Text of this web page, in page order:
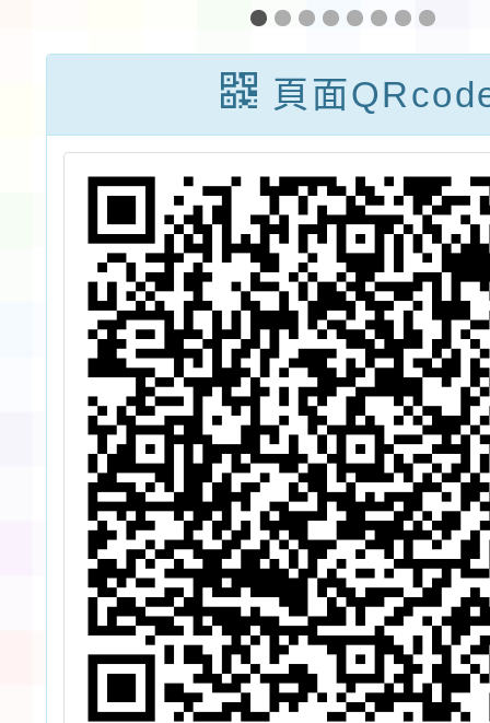
及資訊教育微課
程研習-生成式
AI及音樂陀螺與
聖誕燈實作課程
部國
級中
生活
同辦
術的
港交
頁面